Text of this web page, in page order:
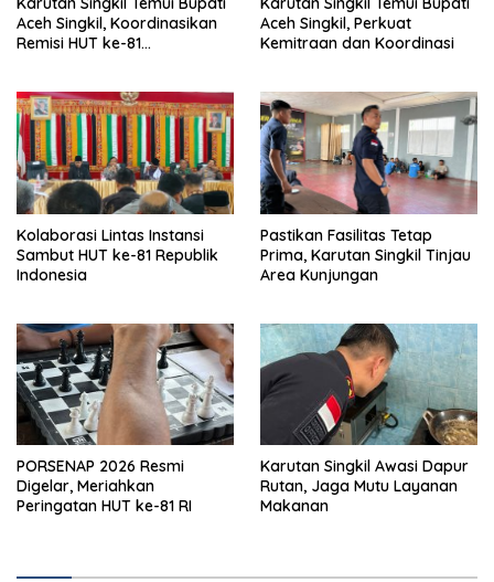
Aceh Singkil, Koordinasikan
Remisi HUT ke-81
Aceh Singkil, Perkuat
Kemitraan dan Koordinasi
Kolaborasi Lintas Instansi
Sambut HUT ke-81 Republik
Indonesia
Pastikan Fasilitas Tetap
Prima, Karutan Singkil Tinjau
Area Kunjungan
PORSENAP 2026 Resmi
Digelar, Meriahkan
Peringatan HUT ke-81 RI
Karutan Singkil Awasi Dapur
Rutan, Jaga Mutu Layanan
Makanan